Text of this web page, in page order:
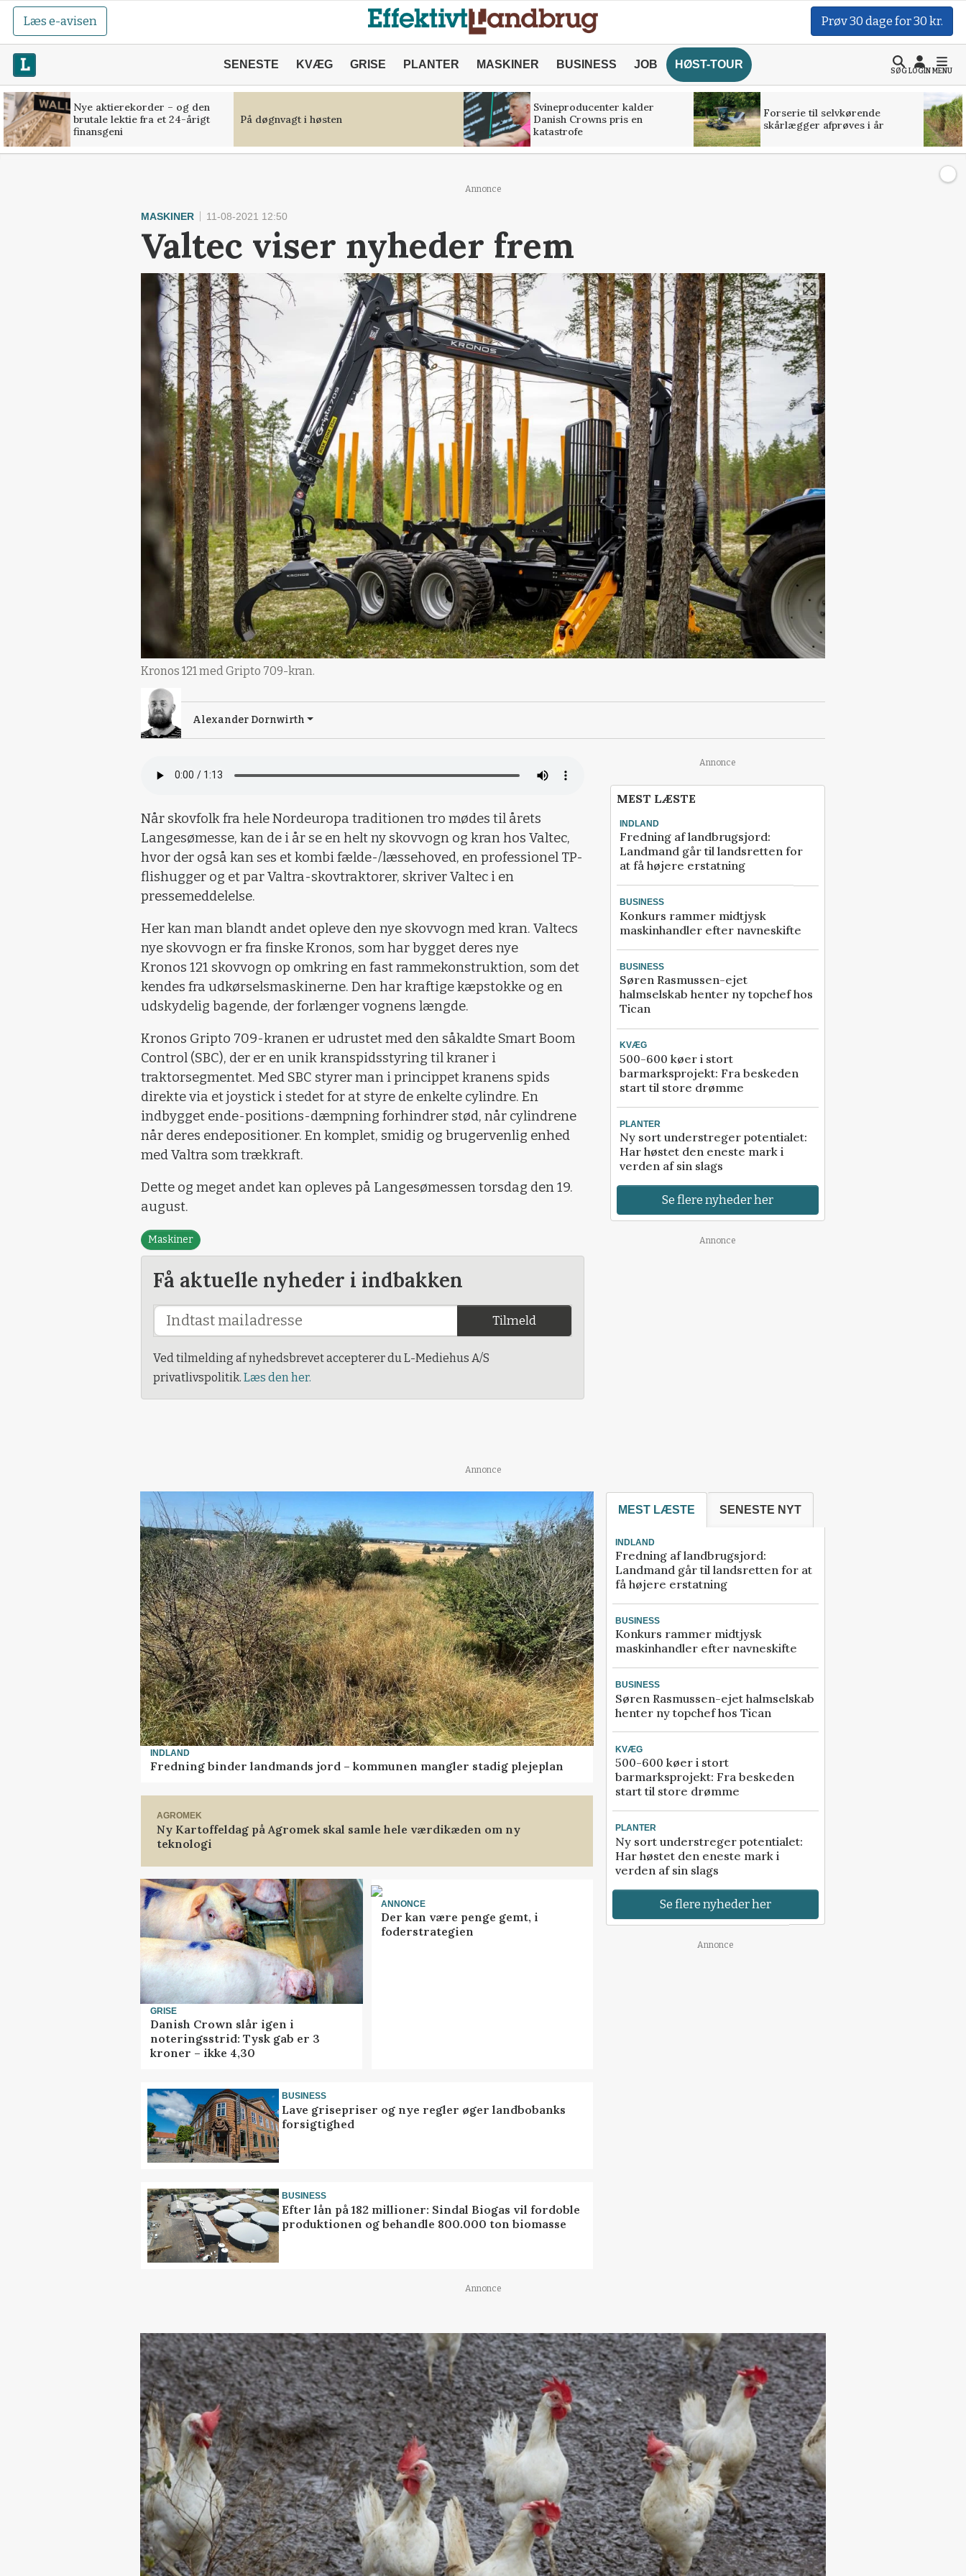
Læs e-avisen Prøv 30 dage for 30 kr.
SENESTE KVÆG GRISE PLANTER MASKINER BUSINESS JOB HØST-TOUR
SØGLOGINMENU
Nye aktierekorder – og den
brutale lektie fra et 24-årigt
finansgeni
På døgnvagt i høsten
Svineproducenter kalder
Danish Crowns pris en
katastrofe
Forserie til selvkørende
skårlægger afprøves i år
Annonce
MASKINER 11-08-2021 12:50
Valtec viser nyheder frem
Kronos 121 med Gripto 709-kran.
Alexander Dornwirth
Når skovfolk fra hele Nordeuropa traditionen tro mødes til årets
Langesømesse, kan de i år se en helt ny skovvogn og kran hos Valtec,
hvor der også kan ses et kombi fælde-/læssehoved, en professionel TP-
flishugger og et par Valtra-skovtraktorer, skriver Valtec i en
pressemeddelelse.
Her kan man blandt andet opleve den nye skovvogn med kran. Valtecs
nye skovvogn er fra finske Kronos, som har bygget deres nye
Kronos 121 skovvogn op omkring en fast rammekonstruktion, som det
kendes fra udkørselsmaskinerne. Den har kraftige kæpstokke og en
udskydelig bagende, der forlænger vognens længde.
Kronos Gripto 709-kranen er udrustet med den såkaldte Smart Boom
Control (SBC), der er en unik kranspidsstyring til kraner i
traktorsegmentet. Med SBC styrer man i princippet kranens spids
direkte via et joystick i stedet for at styre de enkelte cylindre. En
indbygget ende-positions-dæmpning forhindrer stød, når cylindrene
når deres endepositioner. En komplet, smidig og brugervenlig enhed
med Valtra som trækkraft.
Dette og meget andet kan opleves på Langesømessen torsdag den 19.
august.
Maskiner
Få aktuelle nyheder i indbakken
Tilmeld
Ved tilmelding af nyhedsbrevet accepterer du L-Mediehus A/S
privatlivspolitik. Læs den her.
Annonce
MEST LÆSTE
INDLAND
Fredning af landbrugsjord:
Landmand går til landsretten for
at få højere erstatning
BUSINESS
Konkurs rammer midtjysk
maskinhandler efter navneskifte
BUSINESS
Søren Rasmussen-ejet
halmselskab henter ny topchef hos
Tican
KVÆG
500-600 køer i stort
barmarksprojekt: Fra beskeden
start til store drømme
PLANTER
Ny sort understreger potentialet:
Har høstet den eneste mark i
verden af sin slags
Se flere nyheder her
Annonce
Annonce
INDLAND
Fredning binder landmands jord – kommunen mangler stadig plejeplan
AGROMEK
Ny Kartoffeldag på Agromek skal samle hele værdikæden om ny
teknologi
GRISE
Danish Crown slår igen i
noteringsstrid: Tysk gab er 3
kroner – ikke 4,30
ANNONCE
Der kan være penge gemt, i
foderstrategien
BUSINESS
Lave grisepriser og nye regler øger landbobanks
forsigtighed
BUSINESS
Efter lån på 182 millioner: Sindal Biogas vil fordoble
produktionen og behandle 800.000 ton biomasse
MEST LÆSTE SENESTE NYT
INDLAND
Fredning af landbrugsjord:
Landmand går til landsretten for at
få højere erstatning
BUSINESS
Konkurs rammer midtjysk
maskinhandler efter navneskifte
BUSINESS
Søren Rasmussen-ejet halmselskab
henter ny topchef hos Tican
KVÆG
500-600 køer i stort
barmarksprojekt: Fra beskeden
start til store drømme
PLANTER
Ny sort understreger potentialet:
Har høstet den eneste mark i
verden af sin slags
Se flere nyheder her
Annonce
Annonce